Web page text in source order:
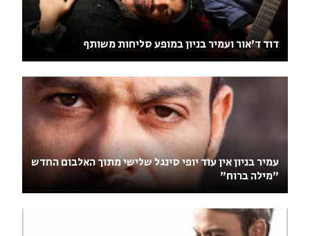
דוד ד'אור ועמיר בניון במופע סליחות משותף
עמיר בניון אין עוד יופי סינגל שלישי מתוך האלבום החדש
"מילה ברוח"